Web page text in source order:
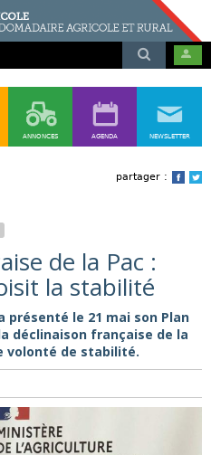
ANNONCES AGENDA NEWSLETTER
partager :
de la Pac :
la stabilité
le 21 mai son Plan
déclinaison française de la
volonté de stabilité.